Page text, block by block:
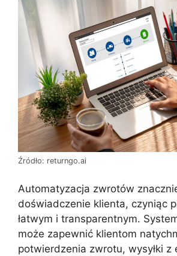
Źródło: returngo.ai
Automatyzacja zwrotów
doświadczenie klienta, czyniąc
łatwym i transparentnym.
może zapewnić klientom
potwierdzenia zwrotu, wysyłki z